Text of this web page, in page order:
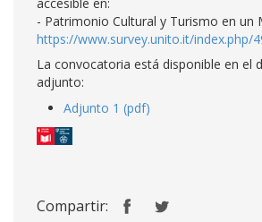
- Patrimonio Cultural y Turismo en un
https://www.survey.unito.it/index.php/
La convocatoria está disponible en el
adjunto:
Adjunto 1 (pdf)
Compartir: